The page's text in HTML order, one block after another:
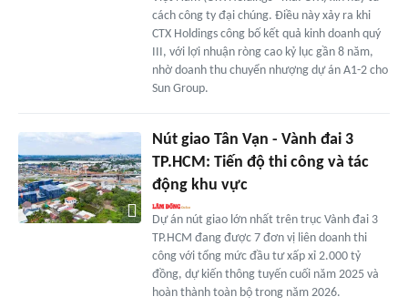
cách công ty đại chúng. Điều này xảy ra khi
CTX Holdings công bố kết quả kinh doanh quý
III, với lợi nhuận ròng cao kỷ lục gần 8 năm,
nhờ doanh thu chuyển nhượng dự án A1-2 cho
Sun Group.
Nút giao Tân Vạn - Vành đai 3
TP.HCM: Tiến độ thi công và tác
động khu vực
Dự án nút giao lớn nhất trên trục Vành đai 3
TP.HCM đang được 7 đơn vị liên doanh thi
công với tổng mức đầu tư xấp xỉ 2.000 tỷ
đồng, dự kiến thông tuyến cuối năm 2025 và
hoàn thành toàn bộ trong năm 2026.